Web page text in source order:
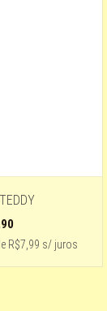
R$7,99 s/ juros